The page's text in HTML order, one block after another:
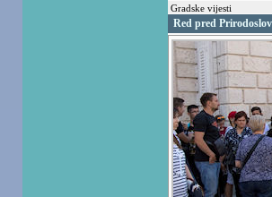
Gradske vijesti
Red pred